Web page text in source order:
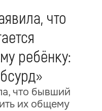
что
ребёнку:
что бывший
их общему